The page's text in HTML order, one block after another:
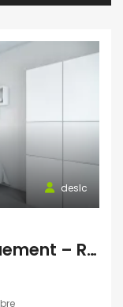
deslc
Logement étudiant uniquement – Résidence Neuve